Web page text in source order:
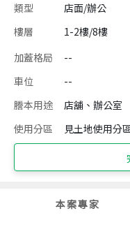
類型 店面/辦公
樓層
1-2樓/8樓
加蓋格局
--
車位
--
謄本用途
店舖、辦公室
使用分區
見土地使用分
本案專家